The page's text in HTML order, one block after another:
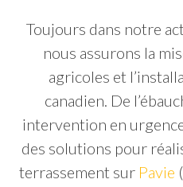
Toujours dans notre
nous assurons la
agricoles et
canadien. De
intervention en
des solutions pour
terrassement sur Pavie